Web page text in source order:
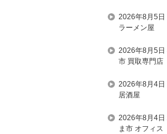
2026年8月5日
ラーメン屋
2026年8月5日
市 買取専門店
2026年8月4日
居酒屋
2026年8月4日
ま市 オフィス